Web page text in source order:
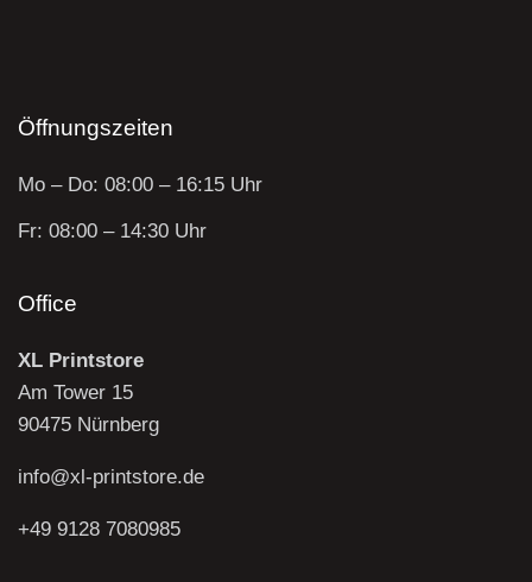
Öffnungszeiten
Mo – Do: 08:00 – 16:15 Uhr
Fr: 08:00 – 14:30 Uhr
Office
XL Printstore
Am Tower 15
90475 Nürnberg
info@xl-printstore.de
+49 9128 7080985